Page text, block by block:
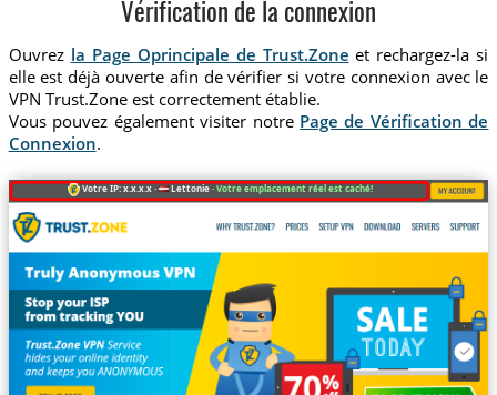
Vérification de la connexion
Ouvrez la Page Oprincipale de Trust.Zone et rechargez-la si
elle est déjà ouverte afin de vérifier si votre connexion avec le
VPN Trust.Zone est correctement établie.
Vous pouvez également visiter notre Page de Vérification de
Connexion.
Votre IP: x.x.x.x · Lettonie ·Votre emplacement réel est caché!